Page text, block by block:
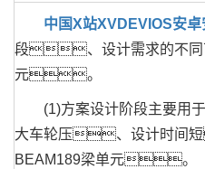
中国X站XVDEVIOS安卓
段、设计需求的不同
元。
(1)方案设计阶段主要用
大车轮压、设计时间
BEAM189梁单元。